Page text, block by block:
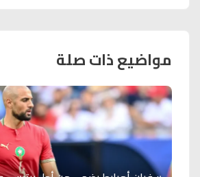
مواضيع ذات صلة